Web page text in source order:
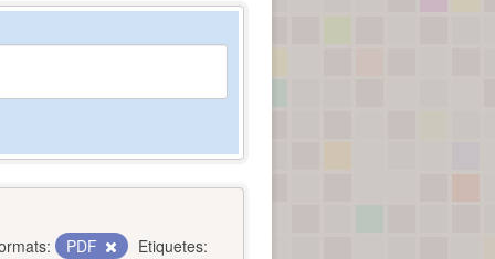
PDF Etiquetes: